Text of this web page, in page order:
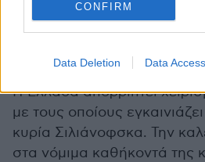
CONFIRM
Data Deletion Data Access
διεθνή συνθήκη,
Δυστυχώς, η πρόσφατη
Η Ελλάδα απορρίπτει
με τους οποίους
κυρία Σιλιάνοφσκα. Την
στα νόμιμα καθήκοντά της